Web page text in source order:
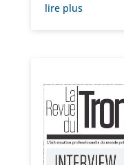
lire plus